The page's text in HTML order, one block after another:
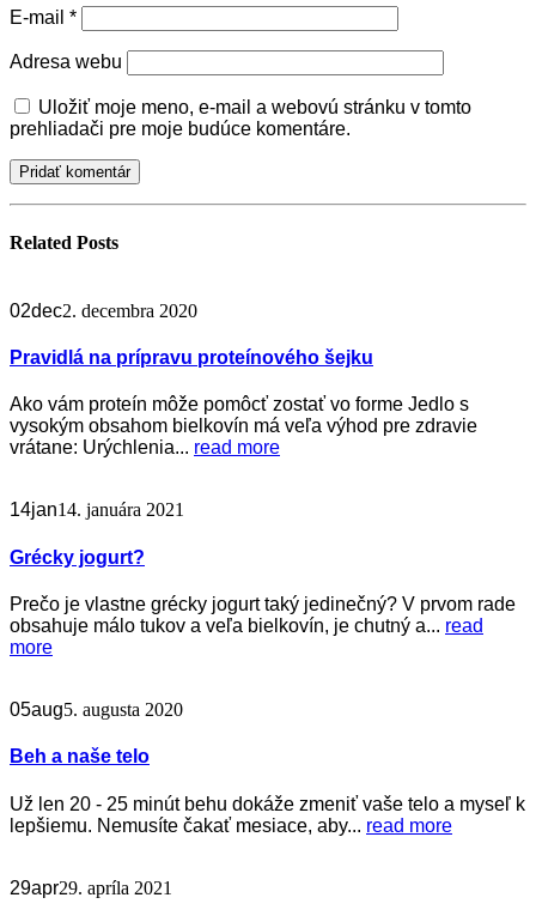
E-mail *
Adresa webu
Uložiť moje meno, e-mail a webovú stránku v tomto
prehliadači pre moje budúce komentáre.
Related Posts
02dec2. decembra 2020
Pravidlá na prípravu proteínového šejku
Ako vám proteín môže pomôcť zostať vo forme Jedlo s
vysokým obsahom bielkovín má veľa výhod pre zdravie
vrátane: Urýchlenia... read more
14jan14. januára 2021
Grécky jogurt?
Prečo je vlastne grécky jogurt taký jedinečný? V prvom rade
obsahuje málo tukov a veľa bielkovín, je chutný a... read
more
05aug5. augusta 2020
Beh a naše telo
Už len 20 - 25 minút behu dokáže zmeniť vaše telo a myseľ k
lepšiemu. Nemusíte čakať mesiace, aby... read more
29apr29. apríla 2021